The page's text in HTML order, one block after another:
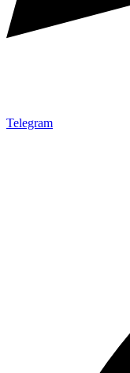
Telegram